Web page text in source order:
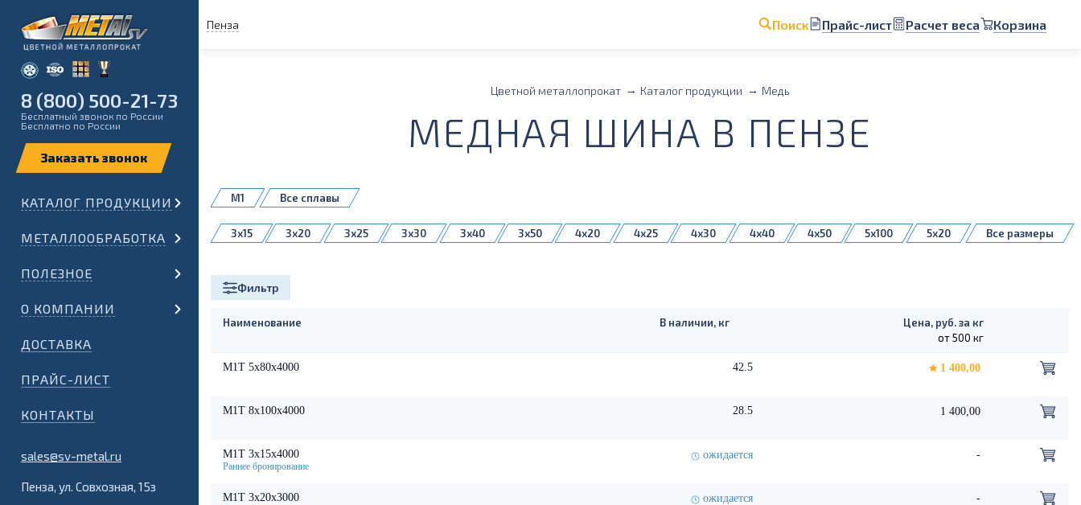
Пенза Поиск Прайс-лист Расчет веса Корзина
8 (800) 500-21-73
Бесплатный звонок по России
Бесплатно по России
КАТАЛОГ ПРОДУКЦИИ
МЕТАЛЛООБРАБОТКА
ПОЛЕЗНОЕ
О КОМПАНИИ
ДОСТАВКА
ПРАЙС-ЛИСТ
КОНТАКТЫ
sales@sv-metal.ru
Пенза, ул. Совхозная, 15з
Цветной металлопрокат Каталог продукции Медь
МЕДНАЯ ШИНА В ПЕНЗЕ
М1 Все сплавы
3x15 3x20 3x25 3x30 3x40 3x50 4x20 4x25 4x30 4x40 4x50 5x100
5x20
10x80
Все размеры
Фильтр
Наименование В наличии, кг
Цена, руб. за кг
от 500 кг
М1Т 5х80х4000 42.5 1 400,00
М1Т 8х100х4000 28.5 1 400,00
М1Т 3х15х4000 ожидается -
М1Т 3х20х3000 ожидается -